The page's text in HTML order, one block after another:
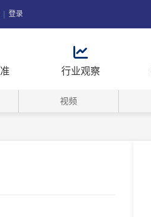
| 登录
行业观察
视频